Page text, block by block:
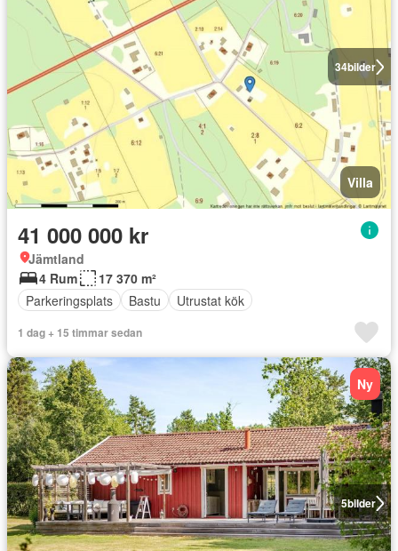
34bilder
Villa
41 000 000 kr
Jämtland
4 Rum
17 370 m²
Parkeringsplats
Bastu Utrustat kök
1 dag + 15 timmar sedan
5bilder
Ny